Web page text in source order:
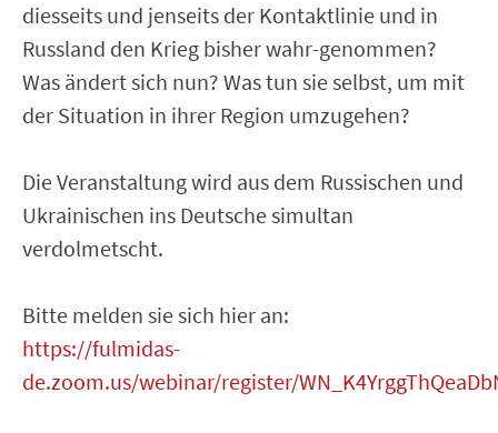
diesseits und jenseits der Kontaktlinie und in
Russland den Krieg bisher wahr-genommen?
Was ändert sich nun? Was tun sie selbst, um mit
der Situation in ihrer Region umzugehen?
Die Veranstaltung wird aus dem Russischen und
Ukrainischen ins Deutsche simultan
verdolmetscht.
Bitte melden sie sich hier an:
https://fulmidas-
de.zoom.us/webinar/register/